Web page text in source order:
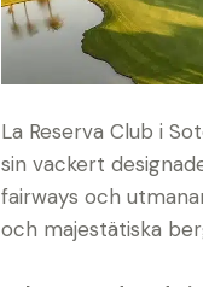
La Reserva Club i
sin vackert
fairways och
och majestätiska